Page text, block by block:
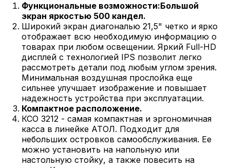
Функциональные возможности:Большой
экран яркостью 500 кандел.
Широкий экран диагональю 21,5" четко и ярко
отображает всю необходимую информацию о
товарах при любом освещении. Яркий Full-HD
дисплей с технологией IPS позволит легко
рассмотреть детали под любым углом зрения.
Минимальная воздушная прослойка еще
сильнее улучшает изображение и повышает
надежность устройства при эксплуатации.
Компактное расположение.
КСО 3212 - самая компактная и эргономичная
касса в линейке АТОЛ. Подходит для
небольших островков самообслуживания. Ее
можно установить на напольную или
настольную стойку, а также повесить на